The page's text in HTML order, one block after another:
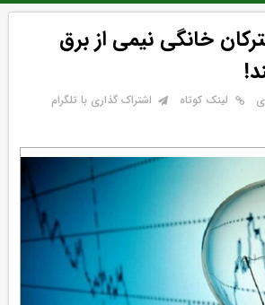
خانگی نیمی از برق
لینک کوتاه اشتراک گذاری با تلگرام